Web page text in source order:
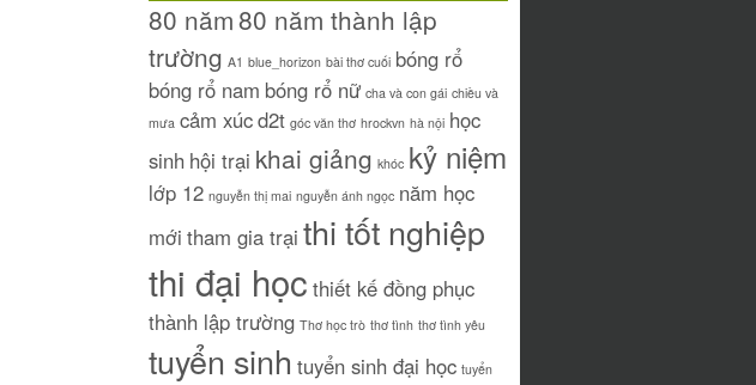
80 năm80 năm thành lập
trường A1 blue_horizon bài thơ cuối bóng rổ
bóng rổ nam bóng rổ nữ cha và con gái chiều và
mưa cảm xúcd2t góc văn thơ hrockvn hà nội học
sinh hội trại khai giảng khóc kỷ niệm
lớp 12 nguyễn thị mai nguyễn ánh ngọc năm học
mới tham gia trại thi tốt nghiệp
thi đại học thiết kế đồng phục
thành lập trường Thơ học trò thơ tình thơ tình yêu
tuyển sinh tuyển sinh đại học tuyển